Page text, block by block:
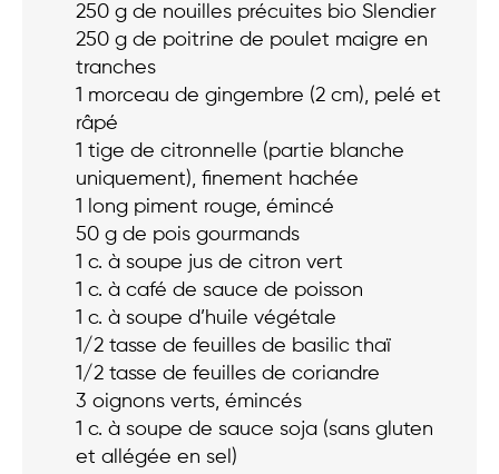
250 g de nouilles précuites bio Slendier
250 g de poitrine de poulet maigre en
tranches
1 morceau de gingembre (2 cm), pelé et
râpé
1 tige de citronnelle (partie blanche
uniquement), finement hachée
1 long piment rouge, émincé
50 g de pois gourmands
1 c. à soupe jus de citron vert
1 c. à café de sauce de poisson
1 c. à soupe d’huile végétale
1/2 tasse de feuilles de basilic thaï
1/2 tasse de feuilles de coriandre
3 oignons verts, émincés
1 c. à soupe de sauce soja (sans gluten
et allégée en sel)